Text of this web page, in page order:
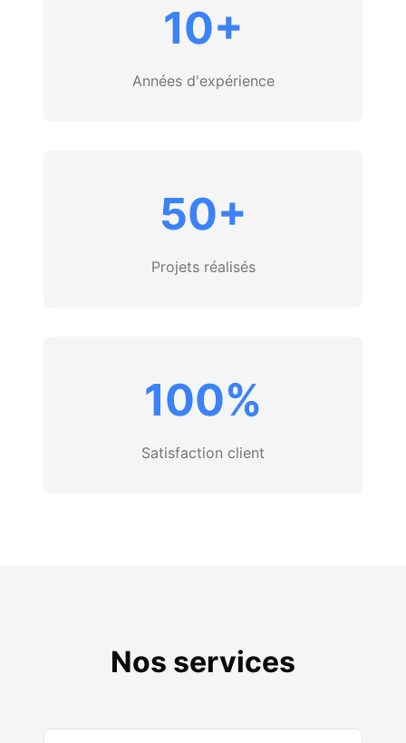
10+
Années d'expérience
50+
Projets réalisés
100%
Satisfaction client
Nos services